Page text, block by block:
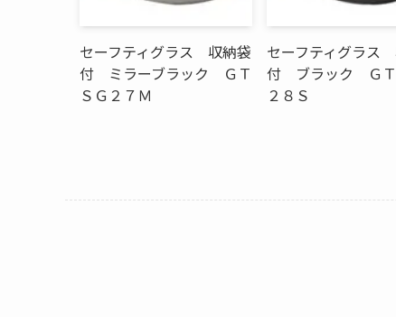
セーフティグラス 収納袋
付 ミラーブラック ＧＴ
ＳＧ２７Ｍ
セーフティグラス
付 ブラック ＧＴ
２８Ｓ